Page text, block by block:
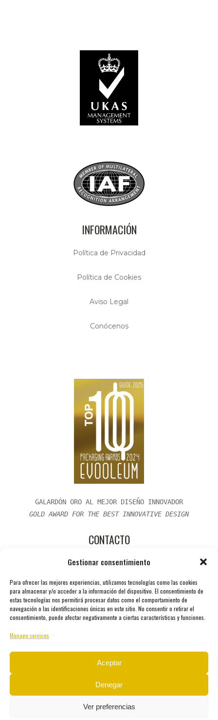
Gestionar consentimiento
Para ofrecer las mejores experiencias, utilizamos tecnologías como las cookies
para almacenar y/o acceder a la información del dispositivo. El consentimiento de
estas tecnologías nos permitirá procesar datos como el comportamiento de
navegación o las identificaciones únicas en este sitio. No consentir o retirar el
consentimiento, puede afectar negativamente a ciertas características y funciones.
Manage services
Aceptar
Denegar
Ver preferencias
INFORMACIÓN
Política de Privacidad
Política de Cookies
Aviso Legal
Conócenos
GALARDÓN ORO AL MEJOR DISEÑO INNOVADOR
GOLD AWARD FOR THE BEST INNOVATIVE DESIGN
CONTACTO
Ctra. Consolación, s/n. 23260 Castellar (Jaén) ESPAÑA.
-Teléfono: 0034 911 726 528
-Fax: 0034 911 198 619